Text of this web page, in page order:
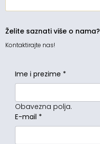
Želite saznati više o nama?
Kontaktirajte nas!
Ime i prezime *
Obavezna polja.
E-mail *